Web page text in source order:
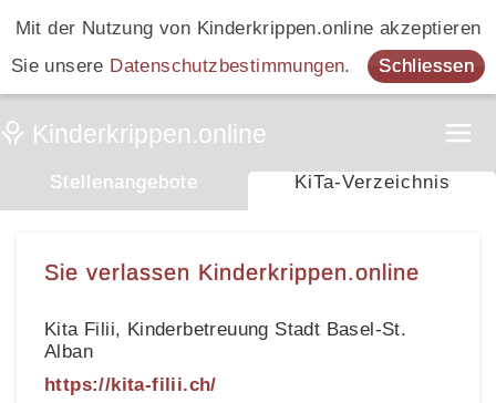
Mit der Nutzung von Kinderkrippen.online akzeptieren
Sie unsere Datenschutzbestimmungen. Schliessen
Stellenangebote KiTa-Verzeichnis
Sie verlassen Kinderkrippen.online
Kita Filii, Kinderbetreuung Stadt Basel-St.
Alban
https://kita-filii.ch/